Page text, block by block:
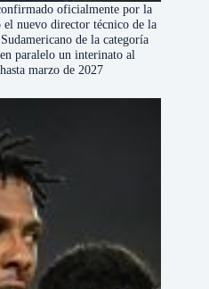
oficialmente por la
nuevo director técnico de la
de la categoría
paralelo un interinato al
marzo de 2027